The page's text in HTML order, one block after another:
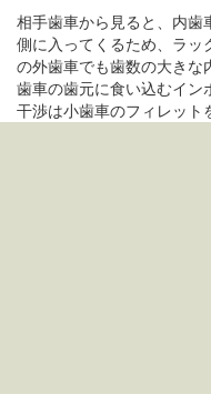
相手歯車から見ると、内歯
側に入ってくるため、ラッ
の外歯車でも歯数の大き
歯車の歯元に食い込むイ
干渉は小歯車のフィレット